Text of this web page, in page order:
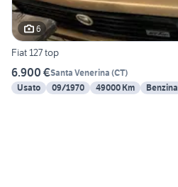
6
Fiat 127 top
6.900 €Santa Venerina (CT)
Usato
09/1970 49000 Km Benzina